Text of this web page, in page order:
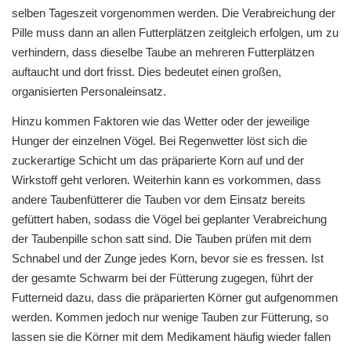
selben Tageszeit vorgenommen werden. Die Verabreichung der
Pille muss dann an allen Futterplätzen zeitgleich erfolgen, um zu
verhindern, dass dieselbe Taube an mehreren Futterplätzen
auftaucht und dort frisst. Dies bedeutet einen großen,
organisierten Personaleinsatz.
Hinzu kommen Faktoren wie das Wetter oder der jeweilige
Hunger der einzelnen Vögel. Bei Regenwetter löst sich die
zuckerartige Schicht um das präparierte Korn auf und der
Wirkstoff geht verloren. Weiterhin kann es vorkommen, dass
andere Taubenfütterer die Tauben vor dem Einsatz bereits
gefüttert haben, sodass die Vögel bei geplanter Verabreichung
der Taubenpille schon satt sind. Die Tauben prüfen mit dem
Schnabel und der Zunge jedes Korn, bevor sie es fressen. Ist
der gesamte Schwarm bei der Fütterung zugegen, führt der
Futterneid dazu, dass die präparierten Körner gut aufgenommen
werden. Kommen jedoch nur wenige Tauben zur Fütterung, so
lassen sie die Körner mit dem Medikament häufig wieder fallen